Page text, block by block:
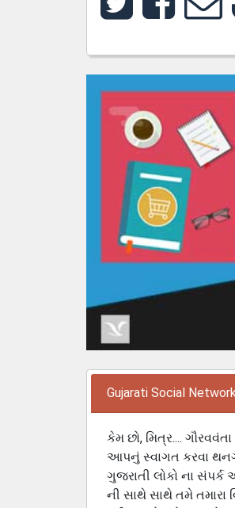
Gujarati Social
કેમ છો, મિત્ર....
આપનું સ્વાગત કરવા
ગુજરાતી લોકો ના
ની સાથે સાથે તમે તમારા